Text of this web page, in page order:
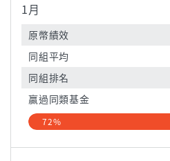
1月
原幣績效
同組平均
同組排名
贏過同類基金
72%